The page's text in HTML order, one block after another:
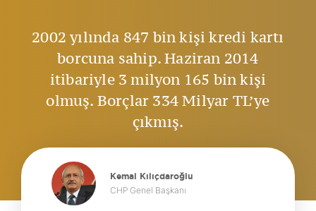
2002 yılında 847 bin kişi kredi kartı
borcuna sahip. Haziran 2014
itibariyle 3 milyon 165 bin kişi
olmuş. Borçlar 334 Milyar TL’ye
çıkmış.
Kemal Kılıçdaroğlu
CHP Genel Başkanı